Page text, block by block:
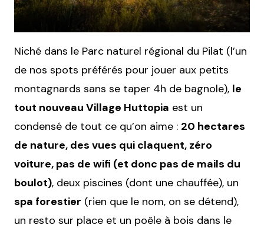
Niché dans le Parc naturel régional du Pilat (l’un
de nos spots préférés pour jouer aux petits
montagnards sans se taper 4h de bagnole), le
tout nouveau Village Huttopia est un
condensé de tout ce qu’on aime : 20 hectares
de nature, des vues qui claquent, zéro
voiture, pas de wifi (et donc pas de mails du
boulot), deux piscines (dont une chauffée), un
spa forestier (rien que le nom, on se détend),
un resto sur place et un poêle à bois dans le